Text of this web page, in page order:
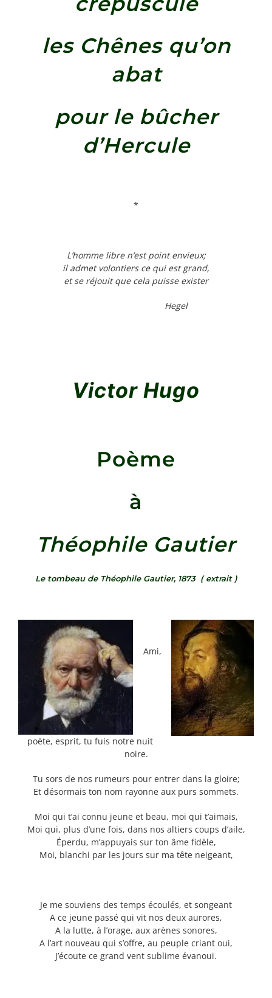
les Chênes qu’on
abat
pour le bûcher
d’Hercule
*
L’homme libre n’est point envieux;
il admet volontiers ce qui est grand,
et se réjouit que cela puisse exister
Hegel
Victor Hugo
Poème
à
Théophile Gautier
Le tombeau de Théophile Gautier, 1873 ( extrait )
Ami,
poète, esprit, tu fuis notre nuit
noire.
Tu sors de nos rumeurs pour entrer dans la gloire;
Et désormais ton nom rayonne aux purs sommets.
Moi qui t’ai connu jeune et beau, moi qui t’aimais,
Moi qui, plus d’une fois, dans nos altiers coups d’aile,
Éperdu, m’appuyais sur ton âme fidèle,
Moi, blanchi par les jours sur ma tête neigeant,
Je me souviens des temps écoulés, et songeant
A ce jeune passé qui vit nos deux aurores,
A la lutte, à l’orage, aux arènes sonores,
A l’art nouveau qui s’offre, au peuple criant oui,
J’écoute ce grand vent sublime évanoui.